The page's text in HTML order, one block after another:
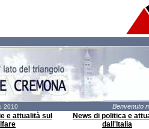
2010 Benvenuto
e attualità sul
News di politica e
dall'Italia